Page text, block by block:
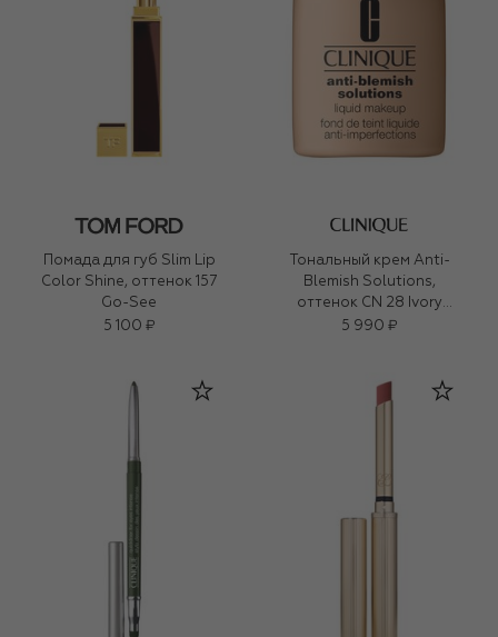
Помада для губ Slim Lip
Color Shine, оттенок 157
Go-See
5 100 ₽
Тональный крем Anti-
Blemish Solutions,
оттенок CN 28 Ivory
(30ml)
5 990 ₽